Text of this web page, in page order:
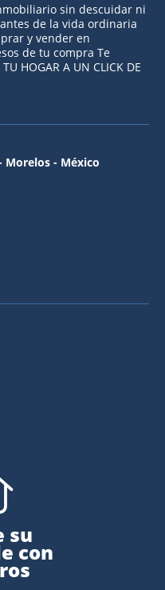
sin descuidar ni
de la vida ordinaria
y vender en
de tu compra Te
HOGAR A UN CLICK DE
Morelos - México
su
con